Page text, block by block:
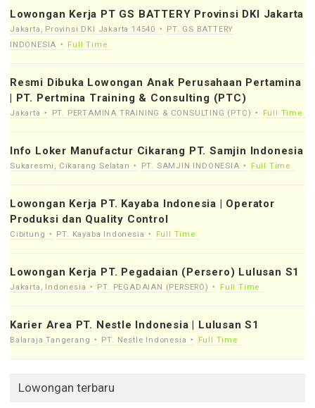
Lowongan Kerja PT GS BATTERY Provinsi DKI Jakarta
Jakarta, Provinsi DKI Jakarta 14540
PT. GS BATTERY
INDONESIA
Full Time
Resmi Dibuka Lowongan Anak Perusahaan Pertamina
| PT. Pertmina Training & Consulting (PTC)
Jakarta PT. PERTAMINA TRAINING & CONSULTING (PTC) Full Time
Info Loker Manufactur Cikarang PT. Samjin Indonesia
Sukaresmi, Cikarang Selatan PT. SAMJIN INDONESIA Full Time
Lowongan Kerja PT. Kayaba Indonesia | Operator
Produksi dan Quality Control
Cibitung PT. Kayaba Indonesia Full Time
Lowongan Kerja PT. Pegadaian (Persero) Lulusan S1
Jakarta, Indonesia PT. PEGADAIAN (PERSERO) Full Time
Karier Area PT. Nestle Indonesia | Lulusan S1
Balaraja Tangerang PT. Nestle Indonesia Full Time
Lowongan terbaru